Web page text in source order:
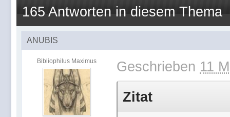
165 Antworten in diesem Thema
ANUBIS
Bibliophilus Maximus Geschrieben 11
Zitat